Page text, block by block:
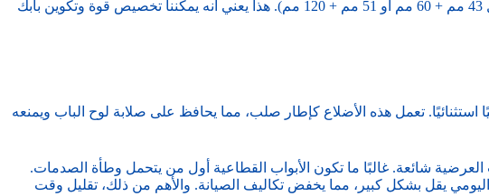
‘(مثل 40 مم، 43 مم، 50 مم، 60 مم، 75 مم، 80 مم وحتى مجموعات معززة مثل 43 مم + 60 مم أو 51 مم + 120 مم). هذا يعني أنه يمكننا تخصيص قوة وتكوين بابك
استثنائيًا. تعمل هذه الأضلاع كإطار صلب، مما يحافظ على صلابة لوح الباب ويمنعه
شائعة. غالبًا ما تكون الأبواب القطاعية أول من يتحمل وطأة الصدمات.
لتحمل قوى لا تقل عن 45 كجم/م². هذا يعني أن الضرر العرضي اليومي يقل بشكل كبير، مما يخفض تكاليف الصيانة. والأهم من ذلك، تقليل وقت